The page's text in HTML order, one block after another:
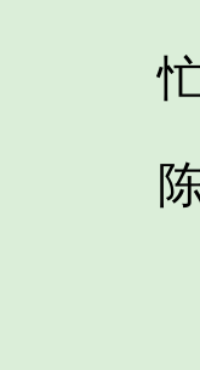
忙
陈